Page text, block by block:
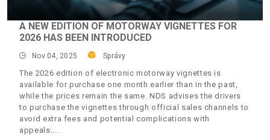
A NEW EDITION OF MOTORWAY VIGNETTES FOR
2026 HAS BEEN INTRODUCED
Nov 04, 2025 Správy
The 2026 edition of electronic motorway vignettes is
available for purchase one month earlier than in the past,
while the prices remain the same. NDS advises the drivers
to purchase the vignettes through official sales channels to
avoid extra fees and potential complications with
appeals.